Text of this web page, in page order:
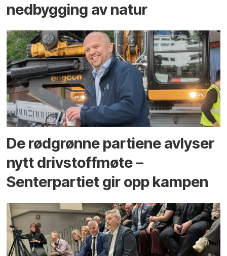
ned­bygging av natur
De rødgrønne partiene avlyser
nytt drivstoffmøte –
Senterpartiet gir opp kampen